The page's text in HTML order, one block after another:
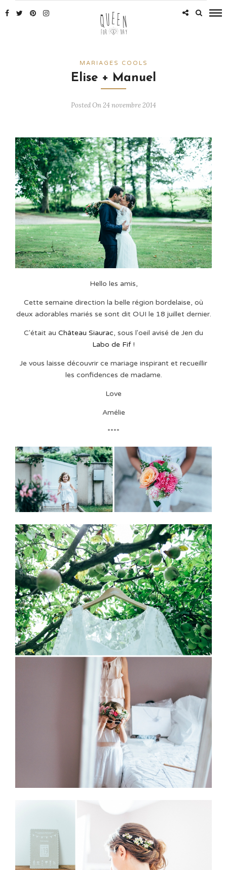
MARIAGES COOLS
Elise + Manuel
Posted On 24 novembre 2014
Hello les amis,
Cette semaine direction la belle région bordelaise, où
deux adorables mariés se sont dit OUI le 18 juillet dernier.
C'était au Château Siaurac, sous l'oeil avisé de Jen du
Labo de Fif!
Je vous laisse découvrir ce mariage inspirant et recueillir
les confidences de madame.
Love
Amélie
****